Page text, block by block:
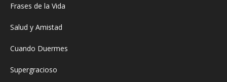
Frases de la Vida
Salud y Amistad
Cuando Duermes
Supergracioso